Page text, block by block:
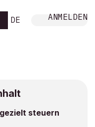
DE ANMELDEN
steuern